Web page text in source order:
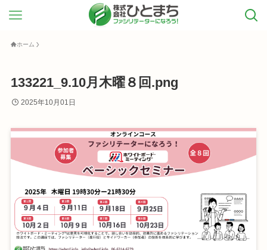
ホーム
133221_9.10月木曜８回.png
2025年10月01日